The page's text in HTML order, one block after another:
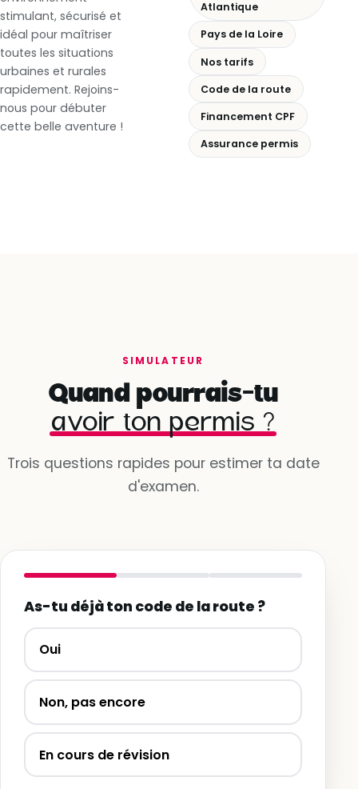
stimulant, sécurisé et
idéal pour maîtriser
toutes les situations
urbaines et rurales
rapidement. Rejoins-
nous pour débuter
cette belle aventure !
Atlantique
Pays de la Loire
Nos tarifs
Code de la route
Financement CPF
Assurance permis
SIMULATEUR
Quand pourrais-tu
avoir ton permis ?
Trois questions rapides pour estimer ta date
d'examen.
As-tu déjà ton code de la route ?
Oui
Non, pas encore
En cours de révision